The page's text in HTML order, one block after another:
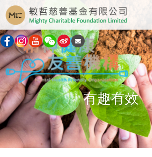
有趣有效